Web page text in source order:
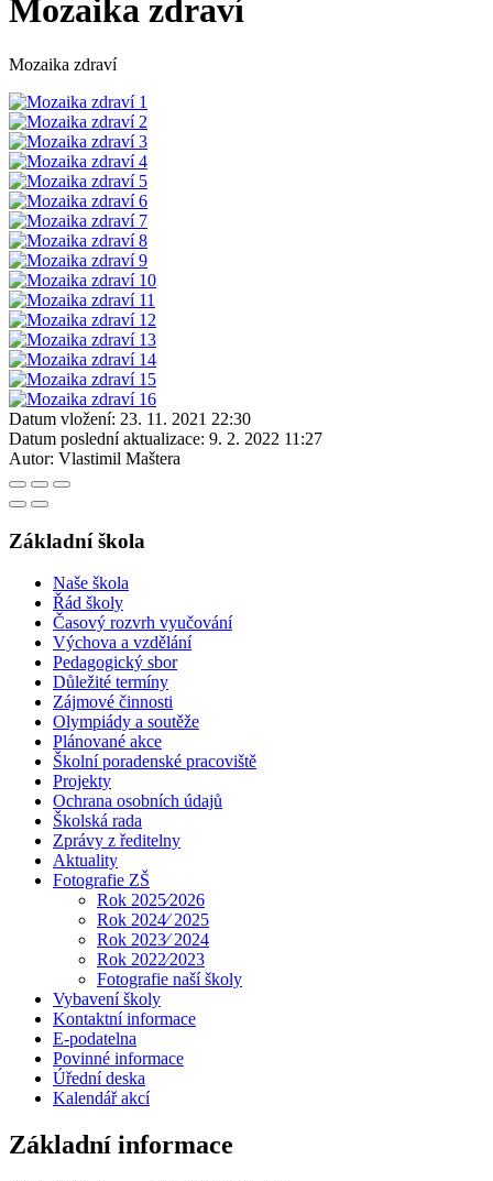
Mozaika zdraví
Mozaika zdraví
Datum vložení: 23. 11. 2021 22:30
Datum poslední aktualizace: 9. 2. 2022 11:27
Autor: Vlastimil Maštera
Základní škola
Naše škola
Řád školy
Časový rozvrh vyučování
Výchova a vzdělání
Pedagogický sbor
Důležité termíny
Zájmové činnosti
Olympiády a soutěže
Plánované akce
Školní poradenské pracoviště
Projekty
Ochrana osobních údajů
Školská rada
Zprávy z ředitelny
Aktuality
Fotografie ZŠ
Rok 2025⁄2026
Rok 2024⁄ 2025
Rok 2023⁄ 2024
Rok 2022⁄2023
Fotografie naší školy
Vybavení školy
Kontaktní informace
E-podatelna
Povinné informace
Úřední deska
Kalendář akcí
Základní informace